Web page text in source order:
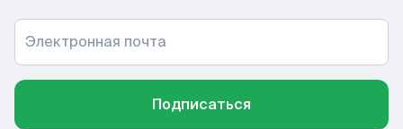
Электронная почта
Подписаться